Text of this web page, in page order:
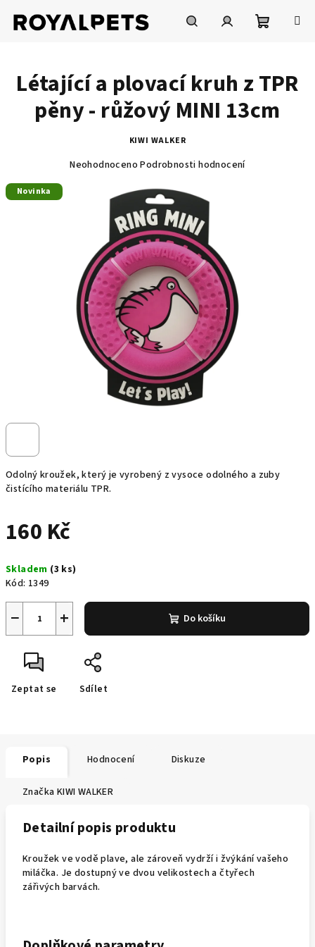
obsah
košík
Odolný kroužek, který je vyrobený z vysoce odolného a zuby
čistícího materiálu TPR.
160 Kč
cena:
Skladem (3 ks)
Kód: 1349
+
− Do košíku
Zeptat se Sdílet
Létající a plovací kruh z TPR
pěny - růžový MINI 13cm
KIWI WALKER
produktu
Neohodnoceno Podrobnosti hodnocení
Novinka
Popis Hodnocení Diskuze
Značka KIWI WALKER
Detailní popis produktu
Kroužek ve vodě plave, ale zároveň vydrží i žvýkání vašeho
miláčka. Je dostupný ve dvou velikostech a čtyřech
zářivých barvách.